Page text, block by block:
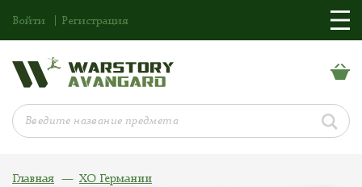
Войти Регистрация
Главная
ХО Германии